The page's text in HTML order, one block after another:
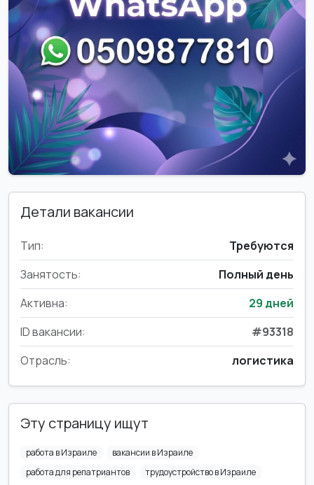
Детали вакансии
Тип:
Требуются
Занятость:
Полный день
Активна:
29 дней
ID вакансии:
#93318
Отрасль:
логистика
Эту страницу ищут
работа в Израиле
вакансии в Израиле
работа для репатриантов
трудоустройство в Израиле